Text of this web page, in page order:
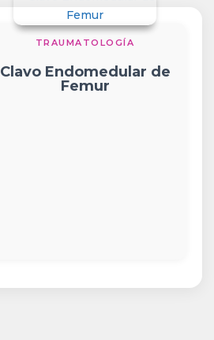
TRAUMATOLOGÍA
Clavo Endomedular de
Femur